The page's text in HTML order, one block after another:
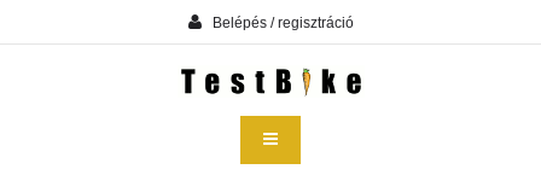
Belépés / regisztráció